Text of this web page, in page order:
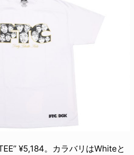
¥5,184。カラバリはWhiteと